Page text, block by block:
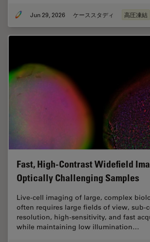
Jun 29, 2026 ケーススタディ 高圧凍結
Fast, High-Contrast Widefield
Optically Challenging Samples
Live‑cell imaging of large, complex
often requires large fields of view, sub-
resolution, high-sensitivity, and fast
while maintaining low illumination…